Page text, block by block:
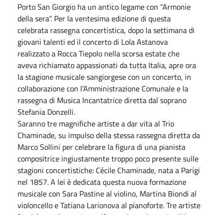
Porto San Giorgio ha un antico legame con “Armonie
della sera”. Per la ventesima edizione di questa
celebrata rassegna concertistica, dopo la settimana di
giovani talenti ed il concerto di Lola Astanova
realizzato a Rocca Tiepolo nella scorsa estate che
aveva richiamato appassionati da tutta Italia, apre ora
la stagione musicale sangiorgese con un concerto, in
collaborazione con l’Amministrazione Comunale e la
rassegna di Musica Incantatrice diretta dal soprano
Stefania Donzelli.
Saranno tre magnifiche artiste a dar vita al Trio
Chaminade, su impulso della stessa rassegna diretta da
Marco Sollini per celebrare la figura di una pianista
compositrice ingiustamente troppo poco presente sulle
stagioni concertistiche: Cécile Chaminade, nata a Parigi
nel 1857. A lei è dedicata questa nuova formazione
musicale con Sara Pastine al violino, Martina Biondi al
violoncello e Tatiana Larionova al pianoforte. Tre artiste